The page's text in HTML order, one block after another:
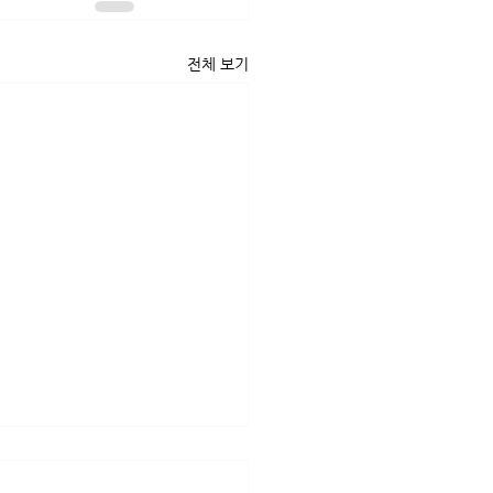
전체 보기